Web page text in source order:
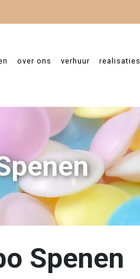
over ons verhuur realisaties
Spenen